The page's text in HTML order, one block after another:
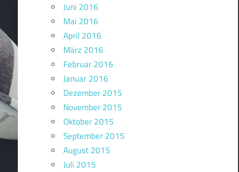
Juni 2016
Mai 2016
April 2016
März 2016
Februar 2016
Januar 2016
Dezember 2015
November 2015
Oktober 2015
September 2015
August 2015
Juli 2015